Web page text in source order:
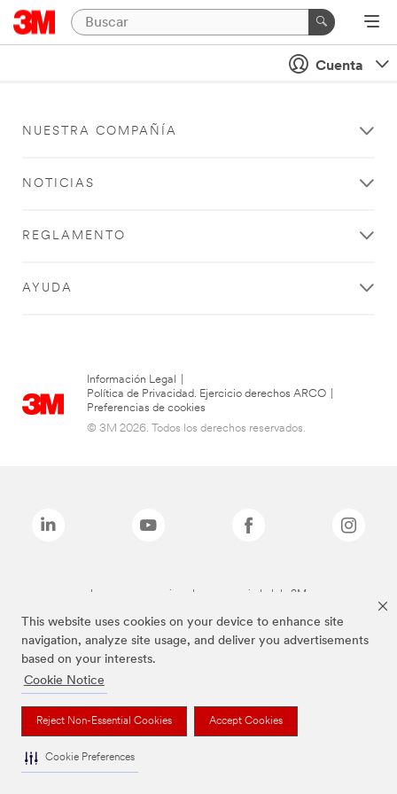
This website uses cookies on your device to enhance site
navigation, analyze site usage, and deliver you advertisements
based on your interests.
Cookie Notice
Reject Non-Essential Cookies Accept Cookies
Cookie Preferences
Cuenta
NUESTRA COMPAÑÍA
NOTICIAS
REGLAMENTO
AYUDA
Información Legal
Política de Privacidad. Ejercicio derechos ARCO
Preferencias de cookies
© 3M 2026. Todos los derechos reservados.
Las marcas mencionadas son propiedad de 3M